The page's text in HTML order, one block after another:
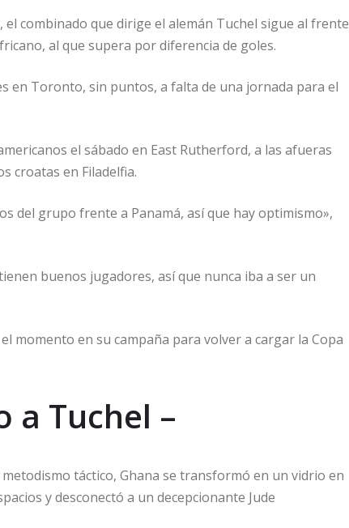
combinado que dirige el alemán Tuchel sigue al frente
al que supera por diferencia de goles.
en Toronto, sin puntos, a falta de una jornada para el
el sábado en East Rutherford, a las afueras
croatas en Filadelfia.
del grupo frente a Panamá, así que hay optimismo»,
buenos jugadores, así que nunca iba a ser un
en su campaña para volver a cargar la Copa
a Tuchel –
táctico, Ghana se transformó en un vidrio en
y desconectó a un decepcionante Jude